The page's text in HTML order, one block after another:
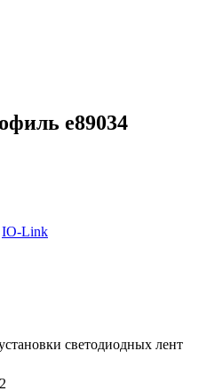
e89034
IO-Link
светодиодных лент